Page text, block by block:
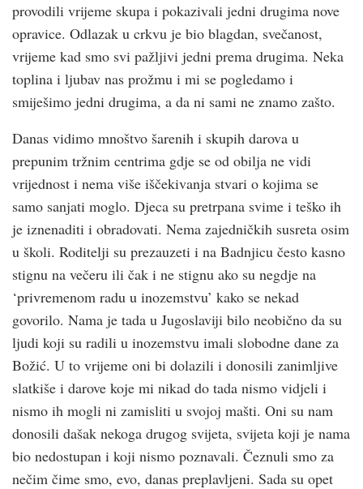
provodili vrijeme skupa i pokazivali jedni drugima nove
opravice. Odlazak u crkvu je bio blagdan, svečanost,
vrijeme kad smo svi pažljivi jedni prema drugima. Neka
toplina i ljubav nas prožmu i mi se pogledamo i
smiješimo jedni drugima, a da ni sami ne znamo zašto.
Danas vidimo mnoštvo šarenih i skupih darova u
prepunim tržnim centrima gdje se od obilja ne vidi
vrijednost i nema više iščekivanja stvari o kojima se
samo sanjati moglo. Djeca su pretrpana svime i teško ih
je iznenaditi i obradovati. Nema zajedničkih susreta osim
u školi. Roditelji su prezauzeti i na Badnjicu često kasno
stignu na večeru ili čak i ne stignu ako su negdje na
‘privremenom radu u inozemstvu’ kako se nekad
govorilo. Nama je tada u Jugoslaviji bilo neobično da su
ljudi koji su radili u inozemstvu imali slobodne dane za
Božić. U to vrijeme oni bi dolazili i donosili zanimljive
slatkiše i darove koje mi nikad do tada nismo vidjeli i
nismo ih mogli ni zamisliti u svojoj mašti. Oni su nam
donosili dašak nekoga drugog svijeta, svijeta koji je nama
bio nedostupan i koji nismo poznavali. Čeznuli smo za
nečim čime smo, evo, danas preplavljeni. Sada su opet